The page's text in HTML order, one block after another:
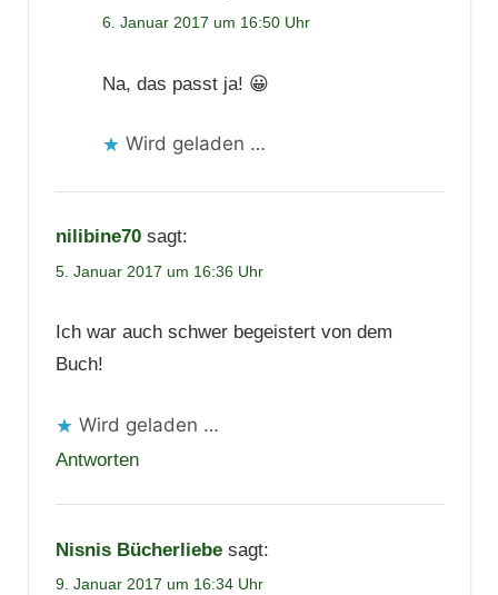
6. Januar 2017 um 16:50 Uhr
Na, das passt ja! 😀
Wird geladen …
nilibine70 sagt:
5. Januar 2017 um 16:36 Uhr
Ich war auch schwer begeistert von dem
Buch!
Wird geladen …
Antworten
Nisnis Bücherliebe sagt:
9. Januar 2017 um 16:34 Uhr